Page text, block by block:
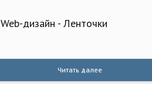
Web-дизайн - Ленточки
Читать далее